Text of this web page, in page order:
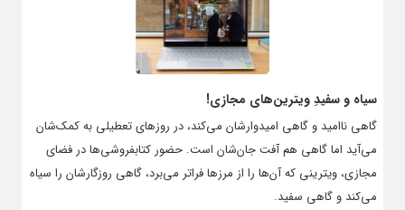
سیاه و سفیدِ ویترین‌های مجازی!
گاهی ناامید و گاهی امیدوارشان می‌کند، در روزهای تعطیلی به کمک‌شان
می‌آید اما گاهی هم آفت جان‌شان است. حضور کتابفروشی‌ها در فضای
مجازی، ویترینی که آن‌ها را از مرزها فراتر می‌برد، گاهی روزگارشان را سیاه
می‌کند و گاهی سفید.